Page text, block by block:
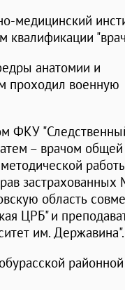
медицинский
квалификации
анатомии и
проходил военную
ФКУ
– врачом общей
застрахованных
область
ЦРБ" и
им. Державина".
районной